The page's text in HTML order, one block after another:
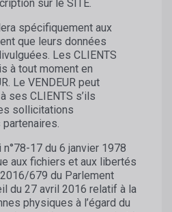
sur le SITE.
spécifiquement aux
que leurs données
Les CLIENTS
à tout moment en
Le VENDEUR peut
ses CLIENTS s’ils
sollicitations
17 du 6 janvier 1978
aux fichiers et aux libertés
679 du Parlement
du 27 avril 2016 relatif à la
physiques à l’égard du